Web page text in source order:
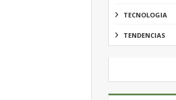
TECNOLOGIA
TENDENCIAS